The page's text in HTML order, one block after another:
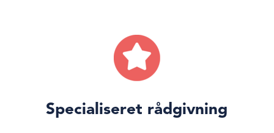
Specialiseret rådgivning